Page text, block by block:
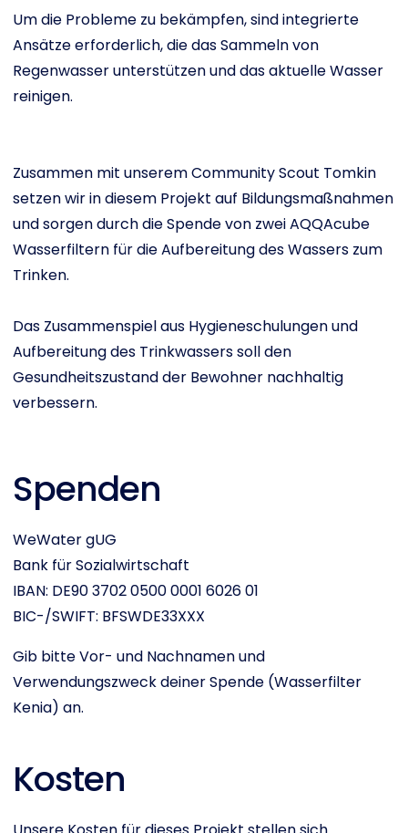
Um die Probleme zu bekämpfen, sind integrierte
Ansätze erforderlich, die das Sammeln von
Regenwasser unterstützen und das aktuelle Wasser
reinigen.
Zusammen mit unserem Community Scout Tomkin
setzen wir in diesem Projekt auf Bildungsmaßnahmen
und sorgen durch die Spende von zwei AQQAcube
Wasserfiltern für die Aufbereitung des Wassers zum
Trinken.
Das Zusammenspiel aus Hygieneschulungen und
Aufbereitung des Trinkwassers soll den
Gesundheitszustand der Bewohner nachhaltig
verbessern.
Spenden
WeWater gUG
Bank für Sozialwirtschaft
IBAN: DE90 3702 0500 0001 6026 01
BIC-/SWIFT: BFSWDE33XXX
Gib bitte Vor- und Nachnamen und
Verwendungszweck deiner Spende (Wasserfilter
Kenia) an.
Kosten